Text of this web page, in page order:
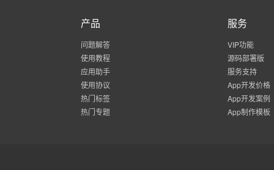
产品
问题解答
使用教程
应用助手
使用协议
热门标签
热门专题
服务
VIP功能
源码部署版
服务支持
App开发价格
App开发案例
App制作模板